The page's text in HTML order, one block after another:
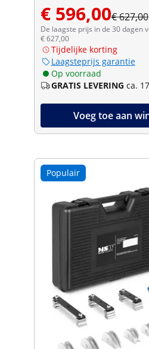
€ 596,00€ 627,00
De laagste prijs in de 30 dagen
€ 627,00
Tijdelijke korting
Laagsteprijs garantie
Op voorraad
GRATIS LEVERING ca.
Voeg toe aan
Populair